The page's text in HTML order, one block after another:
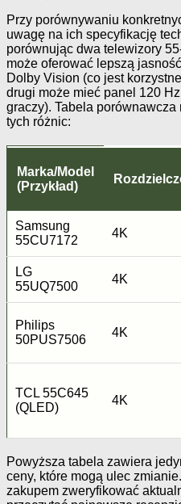
Przy porównywaniu
uwagę na ich specyfikację
porównując dwa telewizory
może oferować lepszą
Dolby Vision (co jest
drugi może mieć panel 120
graczy). Tabela
tych różnic:
Marka/Model
(Przykład)
Samsung
55CU7172
4K
LG
55UQ7500
4K
Philips
50PUS7506
4K
TCL 55C645
(QLED)
4K
Powyższa tabela zawiera
ceny, które mogą ulec
zakupem zweryfikować